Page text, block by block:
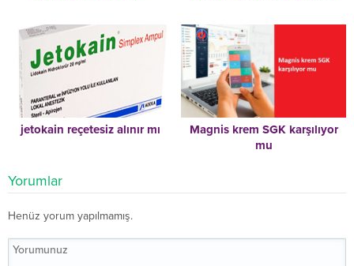
jetokain reçetesiz alınır mı
Magnis krem SGK karşılıyor
mu
Yorumlar
Henüz yorum yapılmamış.